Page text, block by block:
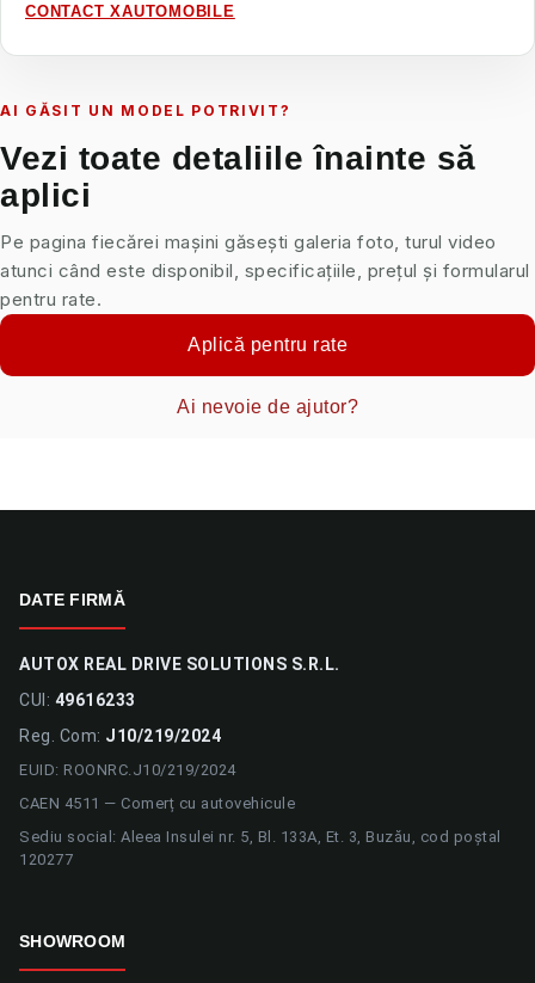
CONTACT XAUTOMOBILE
AI GĂSIT UN MODEL POTRIVIT?
Vezi toate detaliile înainte să
aplici
Pe pagina fiecărei mașini găsești galeria foto, turul video
atunci când este disponibil, specificațiile, prețul și formularul
pentru rate.
Aplică pentru rate
Ai nevoie de ajutor?
DATE FIRMĂ
AUTOX REAL DRIVE SOLUTIONS S.R.L.
CUI: 49616233
Reg. Com: J10/219/2024
EUID: ROONRC.J10/219/2024
CAEN 4511 — Comerț cu autovehicule
Sediu social: Aleea Insulei nr. 5, Bl. 133A, Et. 3, Buzău, cod poștal
120277
SHOWROOM